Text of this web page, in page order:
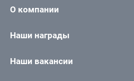
О компании
Наши награды
Наши вакансии